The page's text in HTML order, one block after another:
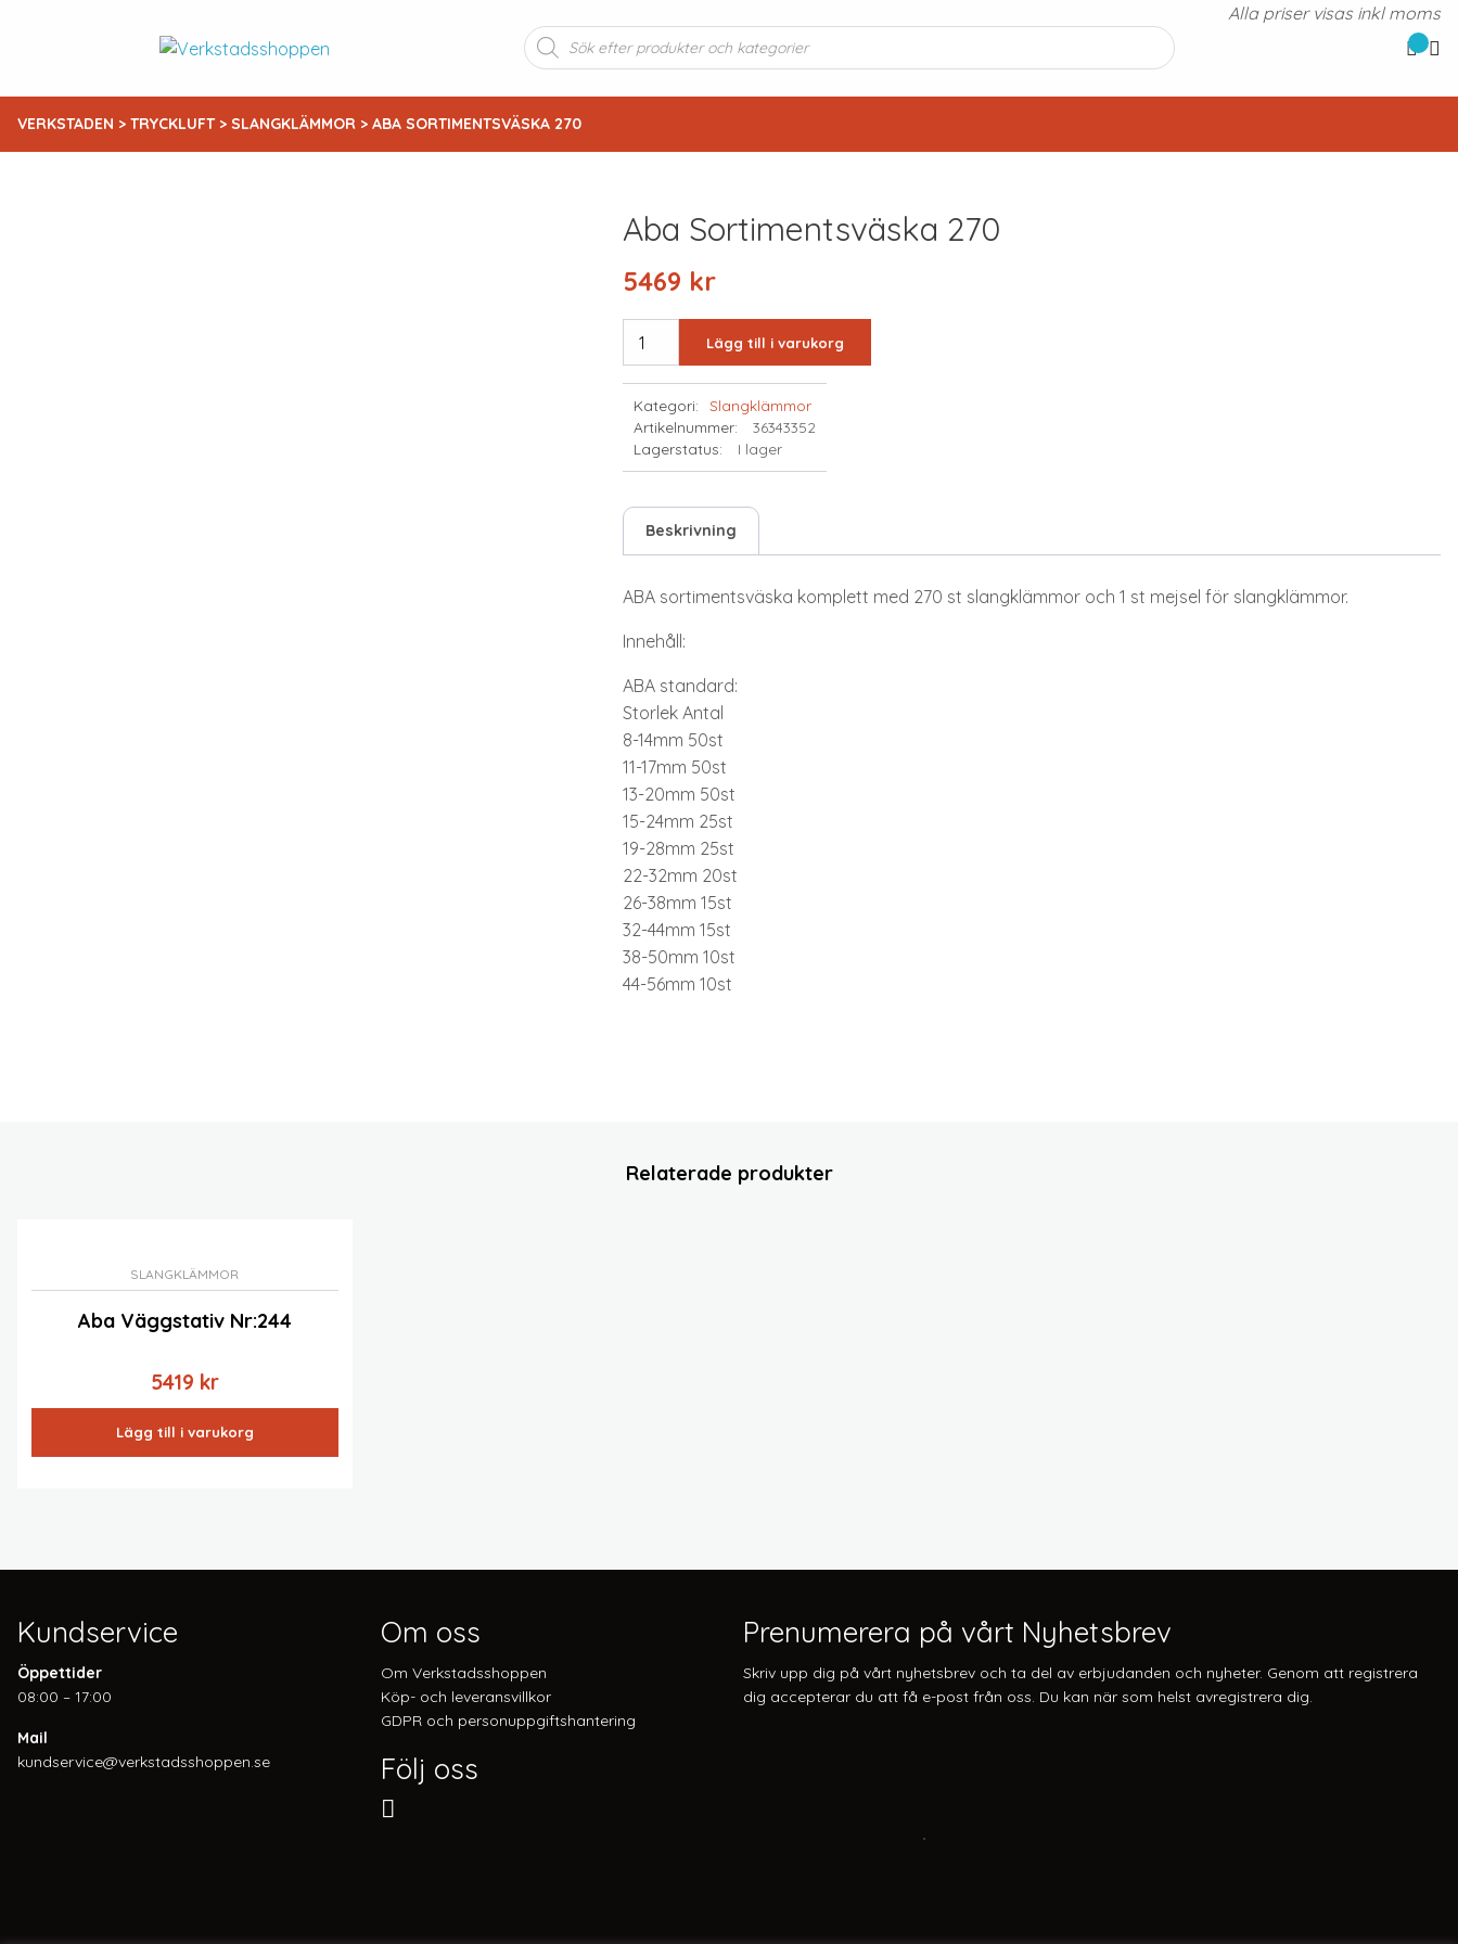
Alla priser visas inkl moms
Produktsökning
VERKSTADEN > TRYCKLUFT> SLANGKLÄMMOR > ABA SORTIMENTSVÄSKA 270
Aba Sortimentsväska 270
5469 kr
SORTIMENTSVÄSKA
270
mängd
Lägg till i varukorg
Kategori:
Slangklämmor
Artikelnummer:
36343352
Lagerstatus:
I lager
Beskrivning
ABA sortimentsväska komplett med 270 st slangklämmor och 1 st mejsel för slangklämmor.
Innehåll:
ABA standard:
Storlek Antal
8-14mm 50st
11-17mm 50st
13-20mm 50st
15-24mm 25st
19-28mm 25st
22-32mm 20st
26-38mm 15st
32-44mm 15st
38-50mm 10st
44-56mm 10st
Relaterade produkter
SLANGKLÄMMOR
Aba Väggstativ Nr:244
5419 kr
Lägg till i varukorg
Kundservice
Öppettider
08:00 – 17:00
Mail
kundservice@verkstadsshoppen.se
Om oss
Om Verkstadsshoppen
Köp- och leveransvillkor
GDPR och personuppgiftshantering
Följ oss
Prenumerera på vårt Nyhetsbrev
Skriv upp dig på vårt nyhetsbrev och ta del av erbjudanden och nyheter. Genom att registrera
dig accepterar du att få e-post från oss. Du kan när som helst avregistrera dig.